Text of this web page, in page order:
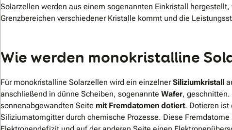
Solarzellen werden aus einem sogenannten Einkristall
Grenzbereichen verschiedener Kristalle kommt und die
Wie werden monokristalline
Für monokristalline Solarzellen wird ein einzelnerSiliziumkristall
anschließend in dünne Scheiben, sogenannte Wafer, geschnitten.
sonnenabgewandten Seite mit Fremdatomen dotiert. Dotieren ist
Siliziumatomgitter durch chemische Prozesse. Diese